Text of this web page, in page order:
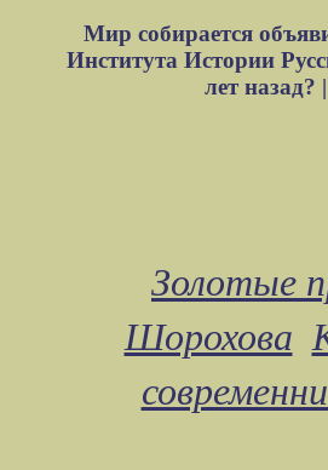
Мир собирается
Института Истории
лет назад? |
Золотые
Шорохова